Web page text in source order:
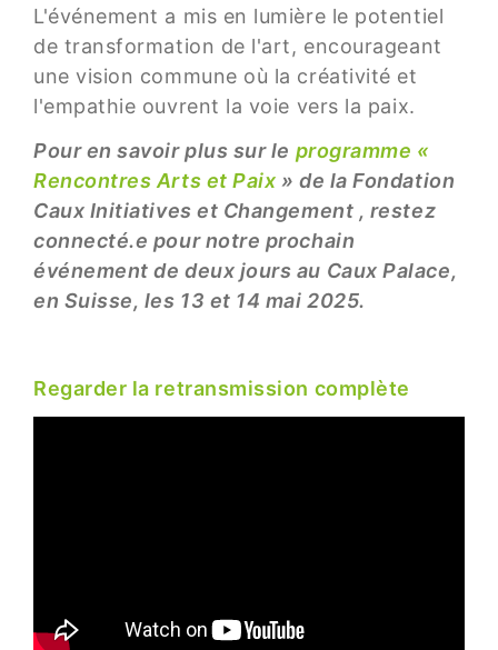
L'événement a mis en lumière le potentiel
de transformation de l'art, encourageant
une vision commune où la créativité et
l'empathie ouvrent la voie vers la paix.
Pour en savoir plus sur le programme «
Rencontres Arts et Paix » de la Fondation
Caux Initiatives et Changement , restez
connecté.e pour notre prochain
événement de deux jours au Caux Palace,
en Suisse, les 13 et 14 mai 2025.
Regarder la retransmission complète